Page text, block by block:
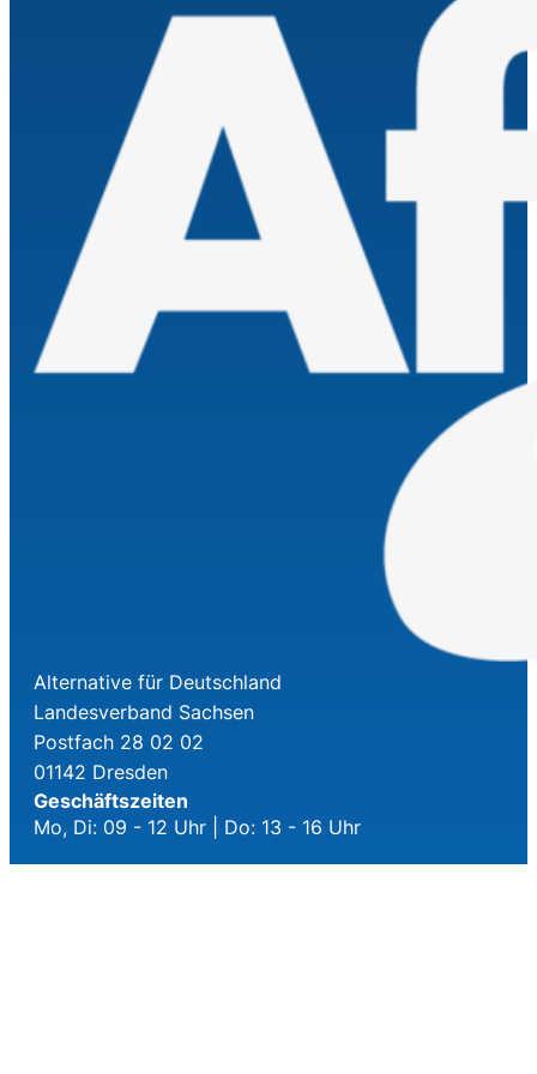
Alternative für Deutschland
Landesverband Sachsen
Postfach 28 02 02
01142 Dresden
Geschäftszeiten
Mo, Di: 09 - 12 Uhr | Do: 13 - 16 Uhr